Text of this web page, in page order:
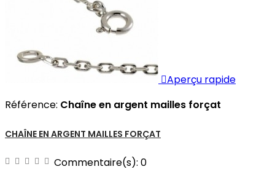
Aperçu rapide
Référence: Chaîne en argent mailles forçat
CHAÎNE EN ARGENT MAILLES FORÇAT
Commentaire(s): 0